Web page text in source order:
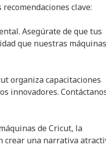
clave:
Asegúrate de que tus
que nuestras máquinas
organiza capacitaciones
innovadores.
de Cricut, la
crear una narrativa